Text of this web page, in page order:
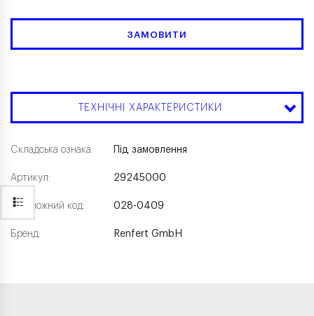
ЗАМОВИТИ
ТЕХНІЧНІ ХАРАКТЕРИСТИКИ
Складська ознака:
Артикул:
Каталожний код:
Бренд:
Під замовлення
29245000
028-0409
Renfert GmbH